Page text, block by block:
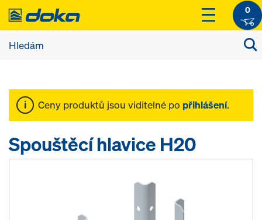
0
Ceny produktů jsou viditelné po přihlášení.
Spouštěcí hlavice H20